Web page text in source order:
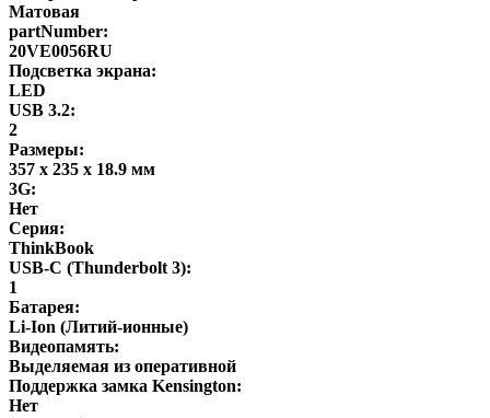
Матовая
partNumber:
20VE0056RU
Подсветка экрана:
LED
USB 3.2:
2
Размеры:
357 x 235 x 18.9 мм
3G:
Нет
Серия:
ThinkBook
USB-C (Thunderbolt 3):
1
Батарея:
Li-Ion (Литий-ионные)
Видеопамять:
Выделяемая из оперативной
Поддержка замка Kensington:
Нет